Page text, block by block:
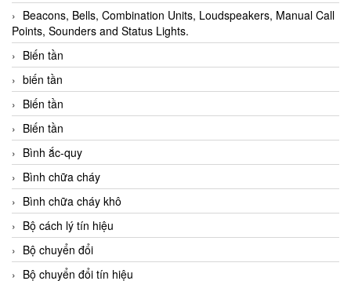
Beacons, Bells, Combination Units, Loudspeakers, Manual Call
Points, Sounders and Status Lights.
Biến tần
biến tần
Biến tần
Biến tần
Bình ắc-quy
Bình chữa cháy
Bình chữa cháy khô
Bộ cách lý tín hiệu
Bộ chuyển đổi
Bộ chuyển đổi tín hiệu